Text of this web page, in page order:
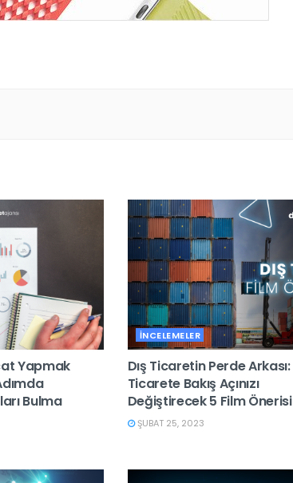
Yapmak
Bulma
İNCELEMELER
Dış Ticaretin Perde Arkası:
Ticarete Bakış Açınızı
Değiştirecek 5 Film Önerisi
ŞUBAT 25, 2023